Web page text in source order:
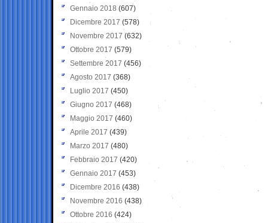
Gennaio 2018 (607)
Dicembre 2017 (578)
Novembre 2017 (632)
Ottobre 2017 (579)
Settembre 2017 (456)
Agosto 2017 (368)
Luglio 2017 (450)
Giugno 2017 (468)
Maggio 2017 (460)
Aprile 2017 (439)
Marzo 2017 (480)
Febbraio 2017 (420)
Gennaio 2017 (453)
Dicembre 2016 (438)
Novembre 2016 (438)
Ottobre 2016 (424)